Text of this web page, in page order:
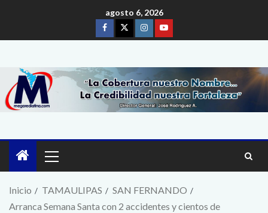
agosto 6, 2026
Inicio TAMAULIPAS
SAN FERNANDO
Arranca Semana Santa con 2 accidentes y cientos de